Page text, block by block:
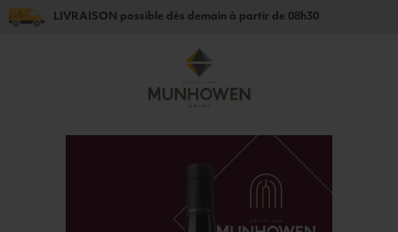
LIVRAISON possible dès demain à partir de 08h30